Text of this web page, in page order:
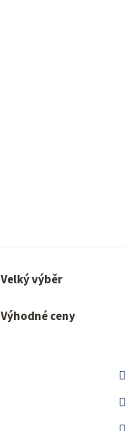
Velký výběr
Výhodné ceny